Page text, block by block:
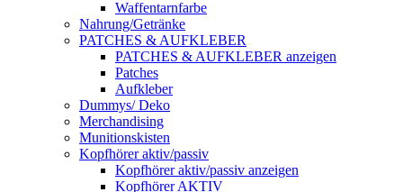
Waffentarnfarbe
Nahrung/Getränke
PATCHES & AUFKLEBER
PATCHES & AUFKLEBER anzeigen
Patches
Aufkleber
Dummys/ Deko
Merchandising
Munitionskisten
Kopfhörer aktiv/passiv
Kopfhörer aktiv/passiv anzeigen
Kopfhörer AKTIV